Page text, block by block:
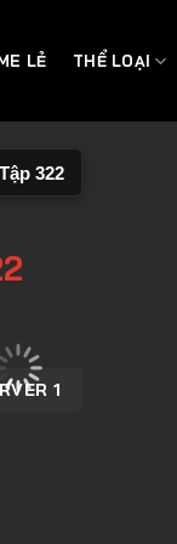
LẺ THỂ LOẠI
Tập 322
1